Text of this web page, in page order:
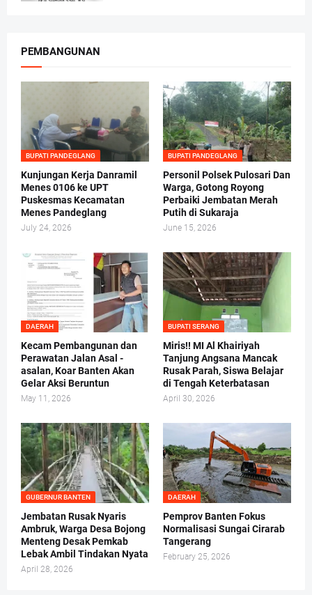
PEMBANGUNAN
BUPATI PANDEGLANG
Kunjungan Kerja Danramil
Menes 0106 ke UPT
Puskesmas Kecamatan
Menes Pandeglang
July 24, 2026
BUPATI PANDEGLANG
Personil Polsek Pulosari Dan
Warga, Gotong Royong
Perbaiki Jembatan Merah
Putih di Sukaraja
June 15, 2026
DAERAH
Kecam Pembangunan dan
Perawatan Jalan Asal -
asalan, Koar Banten Akan
Gelar Aksi Beruntun
May 11, 2026
BUPATI SERANG
Miris!! MI Al Khairiyah
Tanjung Angsana Mancak
Rusak Parah, Siswa Belajar
di Tengah Keterbatasan
April 30, 2026
GUBERNUR BANTEN
Jembatan Rusak Nyaris
Ambruk, Warga Desa Bojong
Menteng Desak Pemkab
Lebak Ambil Tindakan Nyata
April 28, 2026
DAERAH
Pemprov Banten Fokus
Normalisasi Sungai Cirarab
Tangerang
February 25, 2026